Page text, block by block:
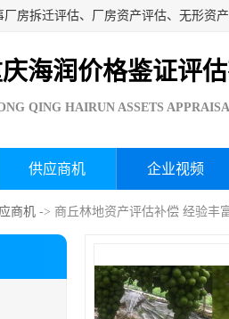
海润价格鉴证评
QING HAIRUN ASSETS
供应商机 企业视频
商机 -> 商丘林地资产评估补偿 经验丰